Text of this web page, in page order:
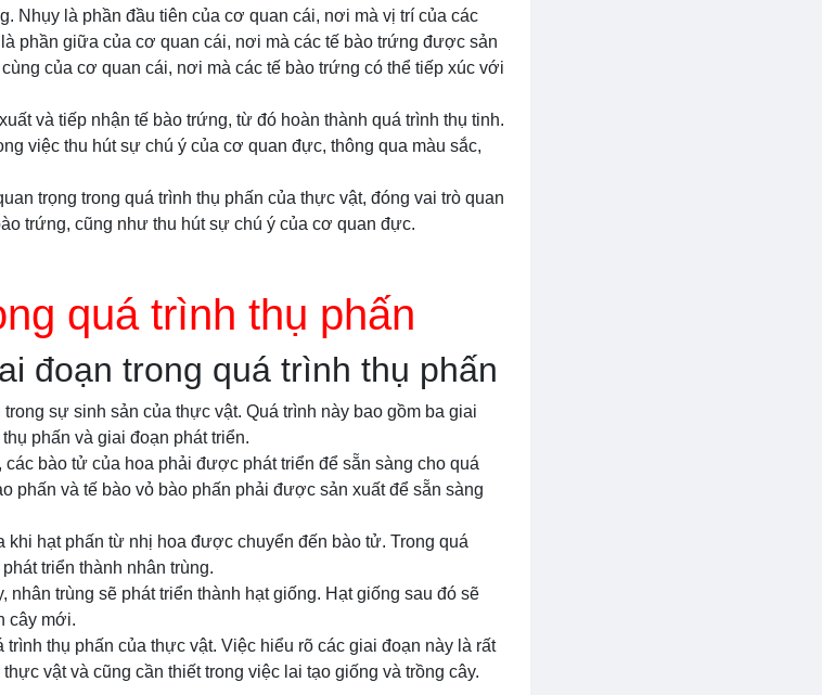
Nhụy là phần đầu tiên của cơ quan cái, nơi mà vị trí của các
phần giữa của cơ quan cái, nơi mà các tế bào trứng được sản
của cơ quan cái, nơi mà các tế bào trứng có thể tiếp xúc với
và tiếp nhận tế bào trứng, từ đó hoàn thành quá trình thụ tinh.
việc thu hút sự chú ý của cơ quan đực, thông qua màu sắc,
trọng trong quá trình thụ phấn của thực vật, đóng vai trò quan
trứng, cũng như thu hút sự chú ý của cơ quan đực.
quá trình thụ phấn
đoạn trong quá trình thụ phấn
sự sinh sản của thực vật. Quá trình này bao gồm ba giai
phấn và giai đoạn phát triển.
bào tử của hoa phải được phát triển để sẵn sàng cho quá
phấn và tế bào vỏ bào phấn phải được sản xuất để sẵn sàng
khi hạt phấn từ nhị hoa được chuyển đến bào tử. Trong quá
triển thành nhân trùng.
nhân trùng sẽ phát triển thành hạt giống. Hạt giống sau đó sẽ
cây mới.
thụ phấn của thực vật. Việc hiểu rõ các giai đoạn này là rất
vật và cũng cần thiết trong việc lai tạo giống và trồng cây.